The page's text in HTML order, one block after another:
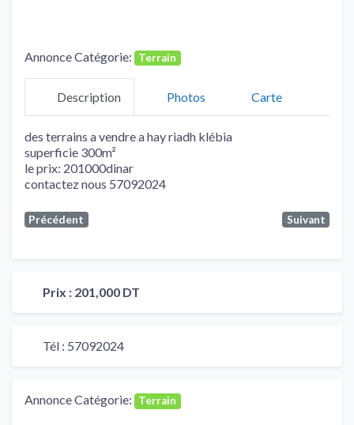
Annonce Catégorie: Terrain
Description Photos Carte
des terrains a vendre a hay riadh klébia
superficie 300m²
le prix: 201000dinar
contactez nous 57092024
Précédent Suivant
Prix : 201,000 DT
Tél : 57092024
Annonce Catégorie: Terrain